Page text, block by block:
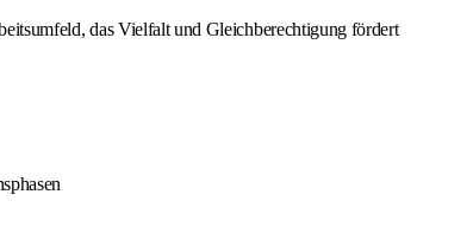
das Vielfalt und Gleichberechtigung fördert